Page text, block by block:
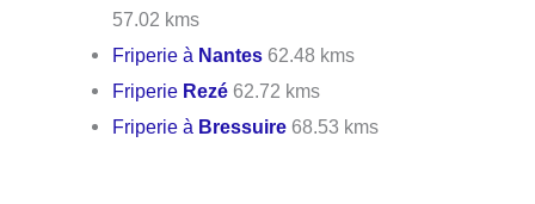
57.02 kms
Friperie à Nantes 62.48 kms
Friperie Rezé 62.72 kms
Friperie à Bressuire 68.53 kms